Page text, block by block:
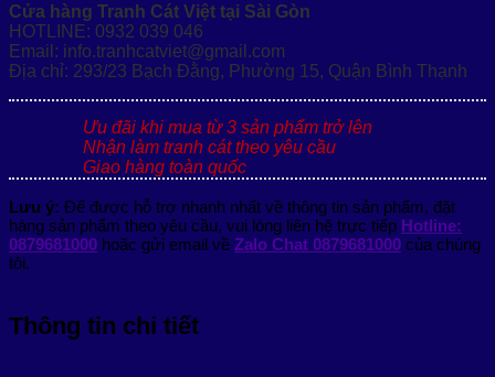
Cửa hàng Tranh Cát Việt tại Sài Gòn
HOTLINE: 0932 039 046
Email: info.tranhcatviet@gmail.com
Địa chỉ: 293/23 Bạch Đằng, Phường 15, Quận Bình Thạnh
Ưu đãi khi mua từ 3 sản phẩm trở lên
Nhận làm tranh cát theo yêu cầu
Giao hàng toàn quốc
Lưu ý: Để được hỗ trợ nhanh nhất về thông tin sản phẩm, đặt
hàng sản phẩm theo yêu cầu, vui lòng liên hệ trực tiếp Hotline:
0879681000 hoặc gửi email về Zalo Chat 0879681000 của chúng
tôi.
Thông tin chi tiết